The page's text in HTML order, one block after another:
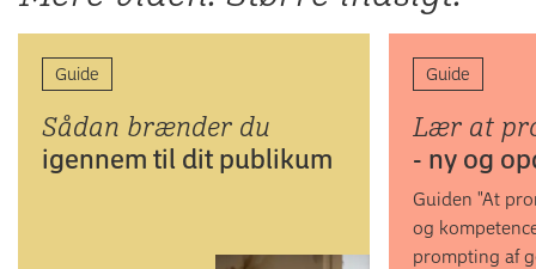
Guide
Sådan brænder du
igennem til dit publikum
Guide
Lær at
- ny og
Guiden "At
og
prompting af